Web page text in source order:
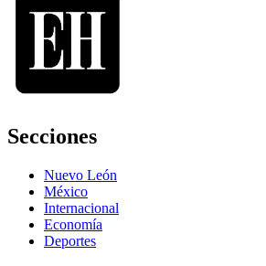
Secciones
Nuevo León
México
Internacional
Economía
Deportes